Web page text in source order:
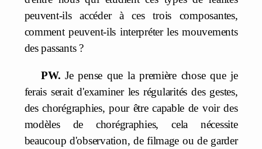
peuvent-ils accéder à ces trois composantes,
comment peuvent-ils interpréter les mouvements
des passants ?
PW.Je pense que la première chose que je
ferais serait d'examiner les régularités des gestes,
des chorégraphies, pour être capable de voir des
modèles de chorégraphies, cela nécessite
beaucoup d'observation, de filmage ou de garder